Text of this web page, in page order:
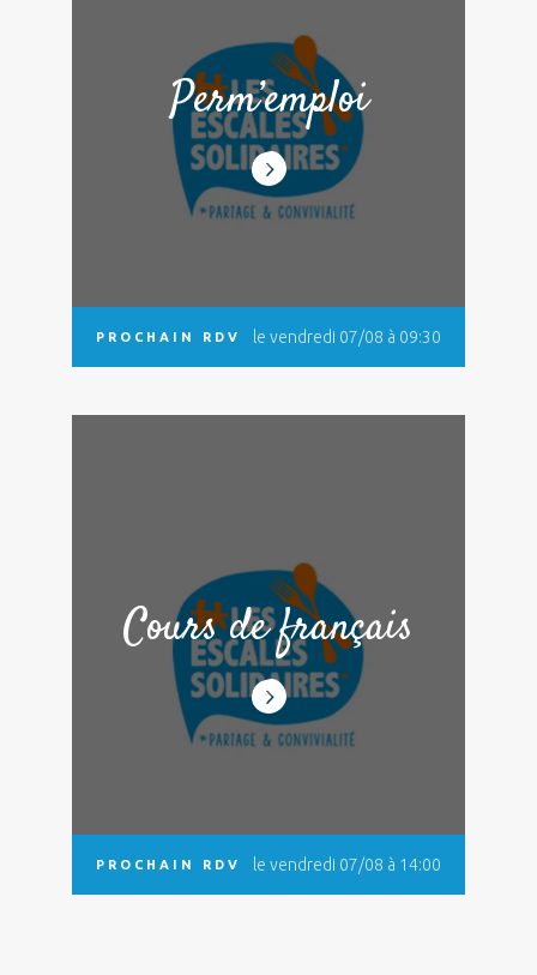
Perm’emploi
PROCHAIN RDV le vendredi 07/08 à 09:30
Cours de français
PROCHAIN RDV le vendredi 07/08 à 14:00